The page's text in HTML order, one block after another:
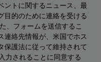
ントに関するニュース、最
目的のために連絡を受ける
、フォームを送信するこ
連絡先情報が、米国でホス
保護法に従って維持されて
力されることに同意する